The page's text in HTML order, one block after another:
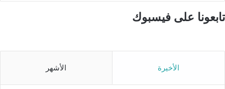
تابعونا على فيسبوك
الأخيرة الأشهر